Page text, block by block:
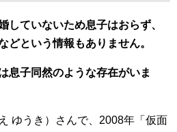
していないため息子はおらず、
どという情報もありません。
息子同然のような存在がいま
ゆうき）さんで、2008年「仮面